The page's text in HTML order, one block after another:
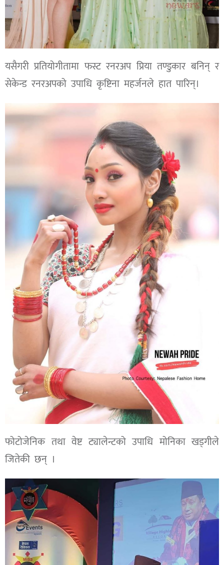
यसैगरी प्रतियोगीतामा फस्ट रनरअप प्रिया तण्डुकार बनिन् र
सेकेन्ड रनरअपको उपाधि कृष्टिना महर्जनले हात पारिन्।
फोटोजेनिक तथा वेष्ट ट्यालेन्टको उपाधि मोनिका खड्गीले
जितेकी छन् ।